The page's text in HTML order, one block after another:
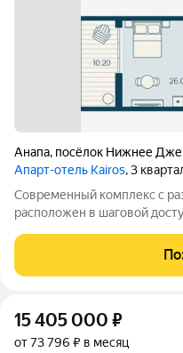
Анапа, посёлок Нижнее
Апарт-отель Kairos, 3
Современный комплекс с
расположен в шаговой
концепцией.
Всесезонный подогреваемый
15 405 000 ₽
от 73 796 ₽ в месяц